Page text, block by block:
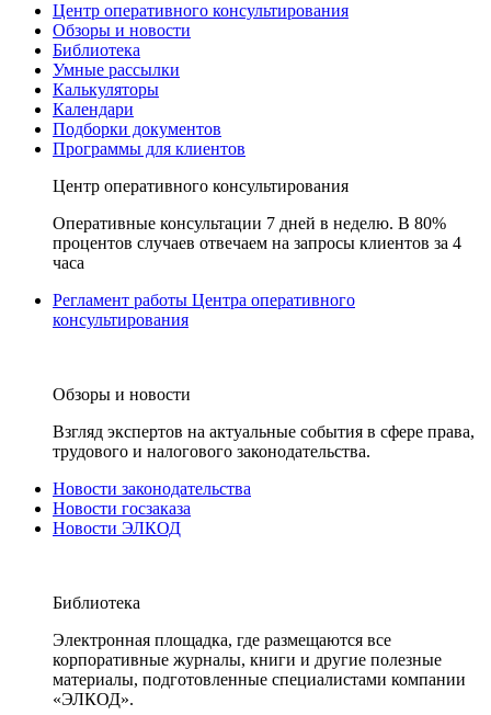
Центр оперативного консультирования
Обзоры и новости
Библиотека
Умные рассылки
Калькуляторы
Календари
Подборки документов
Программы для клиентов
Центр оперативного консультирования
Оперативные консультации 7 дней в неделю. В 80%
процентов случаев отвечаем на запросы клиентов за 4
часа
Регламент работы Центра оперативного
консультирования
Обзоры и новости
Взгляд экспертов на актуальные события в сфере права,
трудового и налогового законодательства.
Новости законодательства
Новости госзаказа
Новости ЭЛКОД
Библиотека
Электронная площадка, где размещаются все
корпоративные журналы, книги и другие полезные
материалы, подготовленные специалистами компании
«ЭЛКОД».